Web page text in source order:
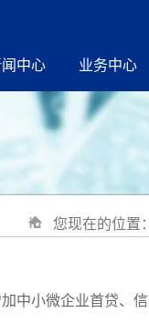
中心 业务中心
您现在的位置：
中小微企业首贷、信